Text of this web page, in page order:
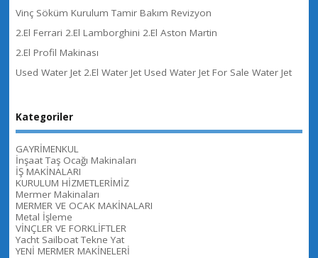
Vinç Söküm Kurulum Tamir Bakım Revizyon
2.El Ferrari 2.El Lamborghini 2.El Aston Martin
2.El Profil Makinası
Used Water Jet 2.El Water Jet Used Water Jet For Sale Water Jet
Kategoriler
GAYRİMENKUL
İnşaat Taş Ocağı Makinaları
İŞ MAKİNALARI
KURULUM HİZMETLERİMİZ
Mermer Makinaları
MERMER VE OCAK MAKİNALARI
Metal İşleme
VİNÇLER VE FORKLİFTLER
Yacht Sailboat Tekne Yat
YENİ MERMER MAKİNELERİ